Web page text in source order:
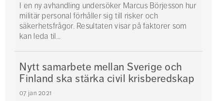
I en ny avhandling undersöker Marcus Börjesson hur
militär personal förhåller sig till risker och
säkerhetsfrågor. Resultaten visar på faktorer som
kan leda til...
Nytt samarbete mellan Sverige och
Finland ska stärka civil krisberedskap
07 jan 2021